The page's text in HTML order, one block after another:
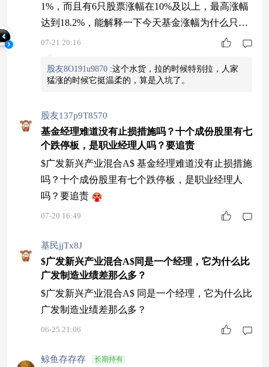
1%，而且有6只股票涨幅在10%及以上，最高涨幅
达到18.2%，能解释一下今天基金涨幅为什么只有
5.71%？
07-21 20:16
股友8O191u9870 :这个水货，拉的时候特别拉，人家
猛涨的时候它挺温柔的，算是入坑了。
股友137p9T8570
基金经理难道没有止损措施吗？十个成份股里有七
个跌停板，是职业经理人吗？要追责
$广发新兴产业混合A$ 基金经理难道没有止损措施
吗？十个成份股里有七个跌停板，是职业经理人
吗？要追责
07-20 16:49
基民jjTx8J
$广发新兴产业混合A$同是一个经理，它为什么比
广发制造业绩差那么多？
$广发新兴产业混合A$ 同是一个经理，它为什么比
广发制造业绩差那么多？
06-25 21:06
鲸鱼存存存 长期持有